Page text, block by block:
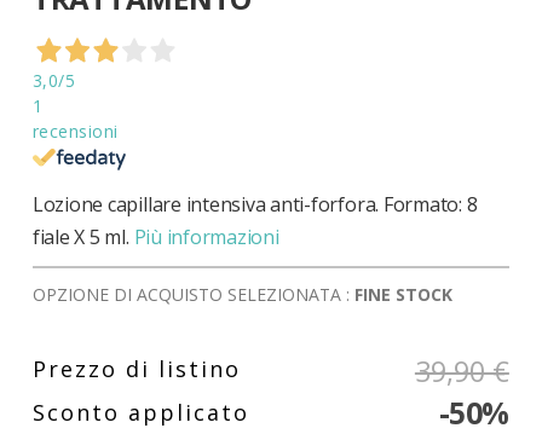
3,0/5
1
recensioni
Lozione capillare intensiva anti-forfora. Formato: 8
fiale X 5 ml. Più informazioni
OPZIONE DI ACQUISTO SELEZIONATA : FINE STOCK
39,90 €
-50%